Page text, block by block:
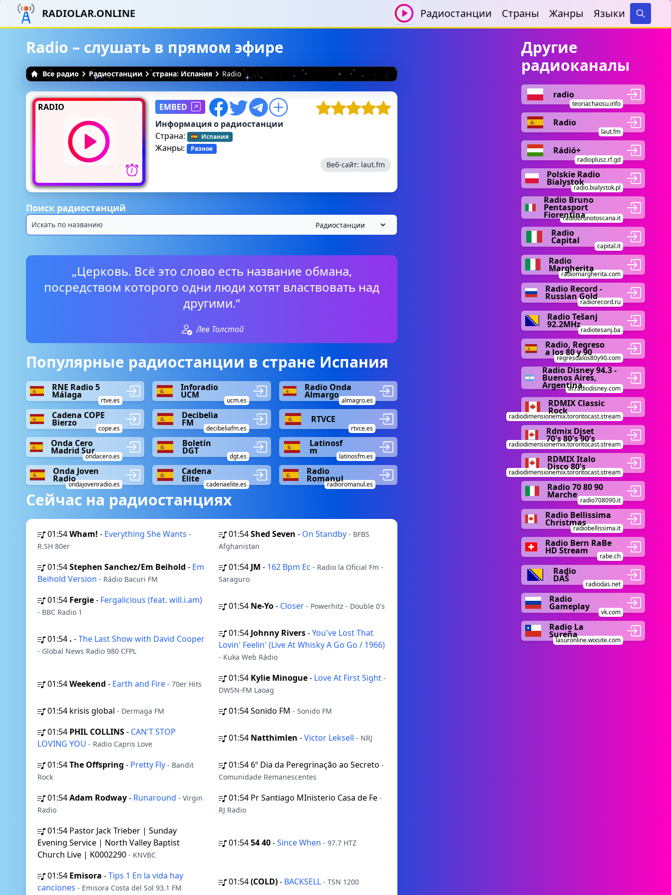
RADIOLAR.ONLINE Радиостанции Страны Жанры Языки
Search
Radio – слушать в прямом эфире
Все радио Радиостанции страна: Испания Radio
RADIO
EMBED
Информация о радиостанции
Страна:
Испания
Жанры: Разное
Веб-сайт: laut.fm
Поиск радиостанций
„Церковь. Всё это слово есть название обмана,
посредством которого одни люди хотят властвовать над
другими.“
Лев Толстой
Популярные радиостанции в стране Испания
RNE Radio 5
Málaga
rtve.es
Inforadio
UCM
ucm.es
Radio Onda
Almargo
almagro.es
Cadena COPE
Bierzo
cope.es
Decibelia
FM
decibeliafm.es
RTVCE
rtvce.es
Onda Cero
Madrid Sur
ondacero.es
Boletín
DGT
dgt.es
Latinosf
m
latinosfm.es
Onda Joven
Radio
ondajovenradio.es
Cadena
Elite
cadenaelite.es
Radio
Romanul
radioromanul.es
Сейчас на радиостанциях
01:54Wham! - Everything She Wants -
R.SH 80er
01:54Shed Seven - On Standby - BFBS
Afghanistan
01:54Stephen Sanchez/Em Beihold - Em
Beihold Version - Rádio Bacuri FM
01:54 JM - 162 Bpm Ec - Radio la Oficial Fm -
Saraguro
01:54 Fergie- Fergalicious (feat. will.i.am)
- BBC Radio 1
01:54 Ne-Yo- Closer - Powerhitz - Double 0's
01:54 . -The Last Show with David Cooper
- Global News Radio 980 CFPL
01:54 Johnny Rivers-You've Lost That
Lovin' Feelin' (Live At Whisky A Go Go / 1966)
- Kuka Web Rádio
01:54Weekend - Earth and Fire - 70er Hits
01:54 Kylie Minogue- Love At First Sight -
DWSN-FM Laoag
01:54 krisis global - Dermaga FM 01:54Sonido FM - Sonido FM
01:54 PHIL COLLINS- CAN'T STOP
LOVING YOU - Radio Capris Love
01:54 Natthimlen -Victor Leksell - NRJ
01:54The Offspring - Pretty Fly - Bandit
Rock
01:54 6º Dia da Peregrinação ao Secreto -
Comunidade Remanescentes
01:54Adam Rodway- Runaround - Virgin
Radio
01:54 Pr Santiago MInisterio Casa de Fe -
RJ Radio
01:54 Pastor Jack Trieber | Sunday
Evening Service | North Valley Baptist
Church Live | K0002290 - KNVBC
01:5454 40-Since When - 97.7 HTZ
01:54 Emisora -Tips 1 En la vida hay
canciones - Emisora Costa del Sol 93.1 FM
01:54(COLD)- BACKSELL - TSN 1200
Другие
радиоканалы
radio
teoriachaosu.info
Radio
laut.fm
Rádió+
radioplusz.rf.gd
Polskie Radio
Bialystok
radio.bialystok.pl
Radio Bruno
Pentasport
Fiorentina
radiobrunotoscana.it
Radio
Capital
capital.it
Radio
Margherita
radiomargherita.com
Radio Record -
Russian Gold
radiorecord.ru
Radio Tešanj
92.2MHz
radiotesanj.ba
Radio, Regreso
a los 80 y 90
regresoalos80y90.com
Radio Disney 94.3 -
Buenos Aires,
Argentinaar.radiodisney.com
RDMIX Classic
Rock
radiodimensionemix.torontocast.stream
Rdmix Djset
70's 80's 90's
radiodimensionemix.torontocast.stream
RDMIX Italo
Disco 80's
radiodimensionemix.torontocast.stream
Radio 70 80 90
Marche
radio708090.it
Radio Bellissima
Christmas
radiobellissima.it
Radio Bern RaBe
HD Stream
rabe.ch
Radio
DAŠ
radiodas.net
Radio
Gameplay
vk.com
Radio La
Sureña
lasuronline.wixsite.com